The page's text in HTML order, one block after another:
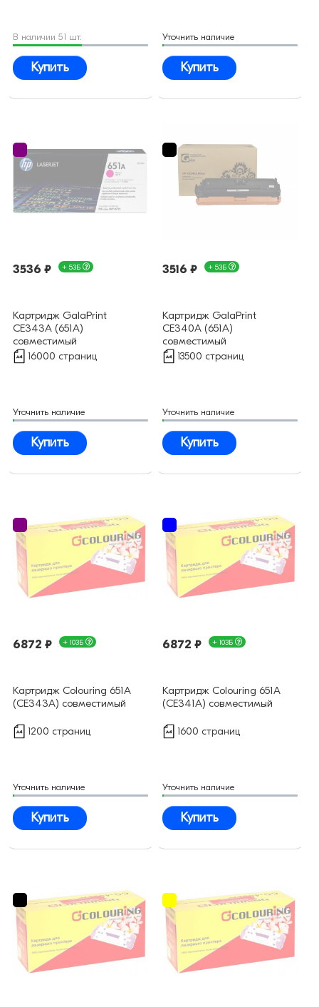
В наличии 51 шт.
Купить
Уточнить наличие
Купить
3536 ₽ + 53Б
Картридж GalaPrint
CE343A (651A)
совместимый
16000 страниц
Уточнить наличие
Купить
3516 ₽ + 53Б
Картридж GalaPrint
CE340A (651A)
совместимый
13500 страниц
Уточнить наличие
Купить
6872 ₽ + 103Б
Картридж Colouring 651А
(CE343A) совместимый
1200 страниц
Уточнить наличие
Купить
6872 ₽ + 103Б
Картридж Colouring 651А
(CE341A) совместимый
1600 страниц
Уточнить наличие
Купить